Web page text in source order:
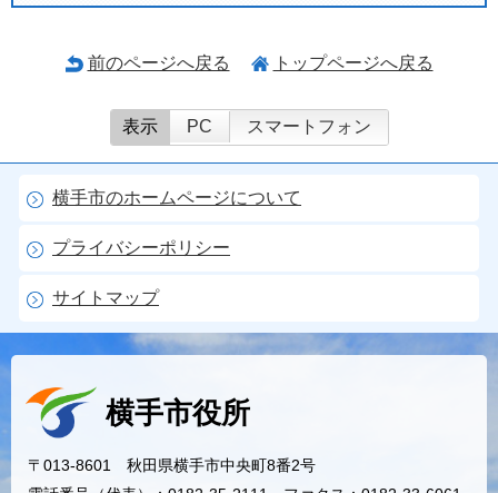
前のページへ戻る トップページへ戻る
表示 PC スマートフォン
横手市のホームページについて
プライバシーポリシー
サイトマップ
横手市役所
〒013-8601 秋田県横手市中央町8番2号